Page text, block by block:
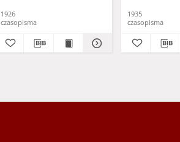
1926
czasopisma
1935
czasopisma